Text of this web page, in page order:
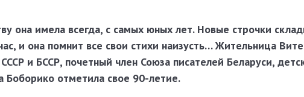
она имела всегда, с самых юных лет. Новые строчки
и она помнит все свои стихи наизусть… Жительница
и БССР, почетный член Союза писателей Беларуси,
Боборико отметила свое 90-летие.